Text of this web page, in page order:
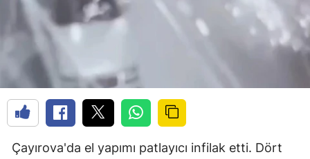
Çayırova'da el yapımı patlayıcı infilak etti. Dört